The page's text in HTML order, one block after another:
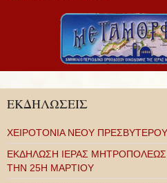
ΕΚΔΗΛΩΣΕΙΣ
ΧΕΙΡΟΤΟΝΙΑ ΝΕΟΥ ΠΡΕΣΒΥΤΕΡΟΥ
ΕΚΔΗΛΩΣΗ ΙΕΡΑΣ ΜΗΤΡΟΠΟΛΕΩΣ
ΤΗΝ 25Η ΜΑΡΤΙΟΥ